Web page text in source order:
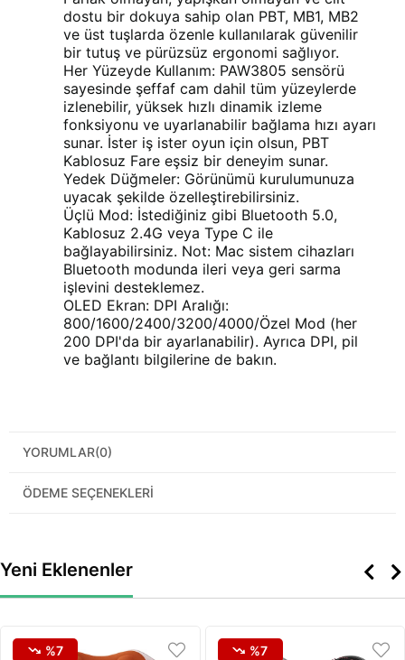
dostu bir dokuya sahip olan PBT, MB1, MB2
ve üst tuşlarda özenle kullanılarak güvenilir
bir tutuş ve pürüzsüz ergonomi sağlıyor.
Her Yüzeyde Kullanım: PAW3805 sensörü
sayesinde şeffaf cam dahil tüm yüzeylerde
izlenebilir, yüksek hızlı dinamik izleme
fonksiyonu ve uyarlanabilir bağlama hızı ayarı
sunar. İster iş ister oyun için olsun, PBT
Kablosuz Fare eşsiz bir deneyim sunar.
Yedek Düğmeler: Görünümü kurulumunuza
uyacak şekilde özelleştirebilirsiniz.
Üçlü Mod: İstediğiniz gibi Bluetooth 5.0,
Kablosuz 2.4G veya Type C ile
bağlayabilirsiniz. Not: Mac sistem cihazları
Bluetooth modunda ileri veya geri sarma
işlevini desteklemez.
OLED Ekran: DPI Aralığı:
800/1600/2400/3200/4000/Özel Mod (her
200 DPI'da bir ayarlanabilir). Ayrıca DPI, pil
ve bağlantı bilgilerine de bakın.
YORUMLAR(0)
ÖDEME SEÇENEKLERI
Yeni Eklenenler
%7 %7